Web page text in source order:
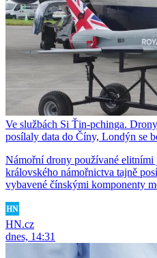
Ve službách Si Ťin-pchinga.
posílaly data do Číny, Londýn se
Námořní drony používané elitními
královského námořnictva tajně
vybavené čínskými komponenty
HN.cz
dnes, 14:31